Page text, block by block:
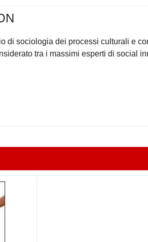
di sociologia dei processi culturali e
tra i massimi esperti di social